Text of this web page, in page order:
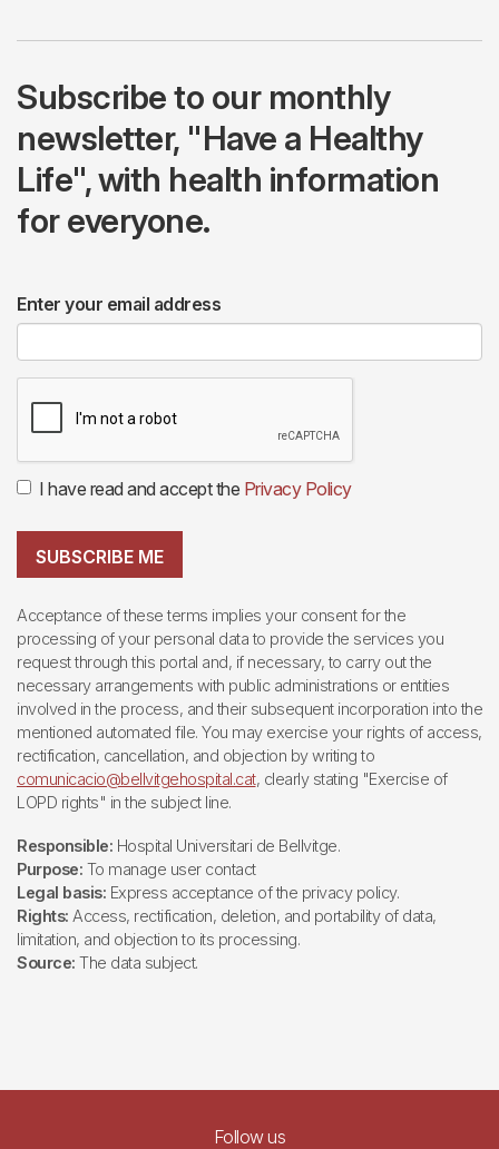
Subscribe to our monthly
newsletter, "Have a Healthy
Life", with health information
for everyone.
Enter your email address
I have read and accept the Privacy Policy
SUBSCRIBE ME
Acceptance of these terms implies your consent for the
processing of your personal data to provide the services you
request through this portal and, if necessary, to carry out the
necessary arrangements with public administrations or entities
involved in the process, and their subsequent incorporation into the
mentioned automated file. You may exercise your rights of access,
rectification, cancellation, and objection by writing to
comunicacio@bellvitgehospital.cat, clearly stating "Exercise of
LOPD rights" in the subject line.
Responsible: Hospital Universitari de Bellvitge.
Purpose: To manage user contact
Legal basis: Express acceptance of the privacy policy.
Rights: Access, rectification, deletion, and portability of data,
limitation, and objection to its processing.
Source: The data subject.
Follow us